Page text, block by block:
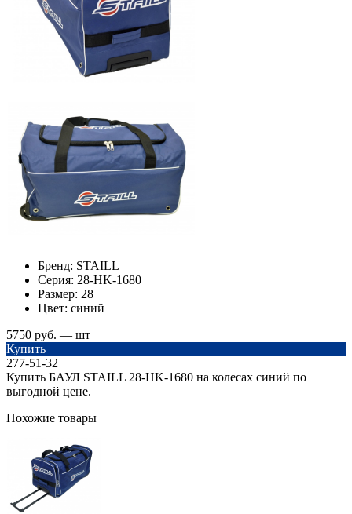
Бренд: STAILL
Серия: 28-HK-1680
Размер: 28
Цвет: синий
5750 руб. — шт
Купить
277-51-32
Купить БАУЛ STAILL 28-HK-1680 на колесах синий по
выгодной цене.
Похожие товары